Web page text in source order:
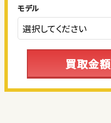
モデル
買取金額